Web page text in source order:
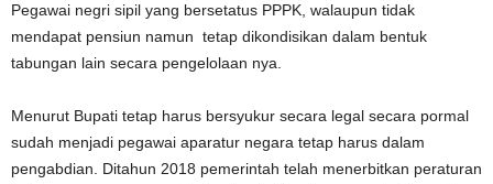
Pegawai negri sipil yang bersetatus PPPK, walaupun tidak
mendapat pensiun namun tetap dikondisikan dalam bentuk
tabungan lain secara pengelolaan nya.
Menurut Bupati tetap harus bersyukur secara legal secara pormal
sudah menjadi pegawai aparatur negara tetap harus dalam
pengabdian. Ditahun 2018 pemerintah telah menerbitkan peraturan